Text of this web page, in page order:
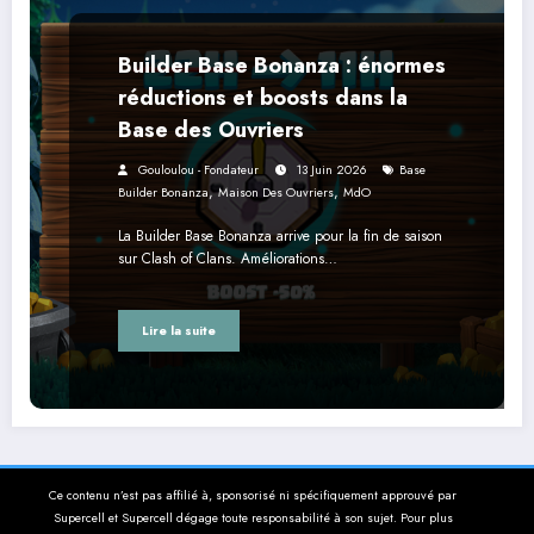
Builder Base Bonanza : énormes
réductions et boosts dans la
Base des Ouvriers
Gouloulou - Fondateur 13 Juin 2026
Base
Builder Bonanza,Maison Des Ouvriers, MdO
La Builder Base Bonanza arrive pour la fin de saison
sur Clash of Clans. Améliorations…
Lire la suite
Ce contenu n’est pas affilié à, sponsorisé ni spécifiquement approuvé par
Supercell et Supercell dégage toute responsabilité à son sujet. Pour plus